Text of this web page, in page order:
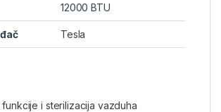
12000 BTU
Tesla
i sterilizacija vazduha